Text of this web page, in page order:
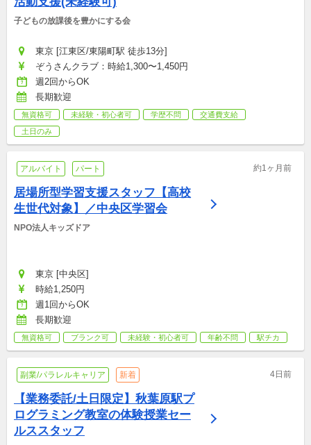
子どもの放課後を豊かにする会
東京 [江東区/東陽町駅 徒歩13分]
ぞうさんクラブ：時給1,300〜1,450円
週2回からOK
長期歓迎
無資格可 未経験・初心者可 学歴不問
交通費支給
土日のみ
アルバイト パート 約1ヶ月前
居場所型学習支援スタッフ【高校
生世代対象】／中央区学習会
NPO法人キッズドア
東京 [中央区]
時給1,250円
週1回からOK
長期歓迎
無資格可 ブランク可 未経験・初心者可 年齢不問 駅チカ
副業/パラレルキャリア 新着 4日前
【業務委託/土日限定】秋葉原駅プ
ログラミング教室の体験授業セー
ルススタッフ